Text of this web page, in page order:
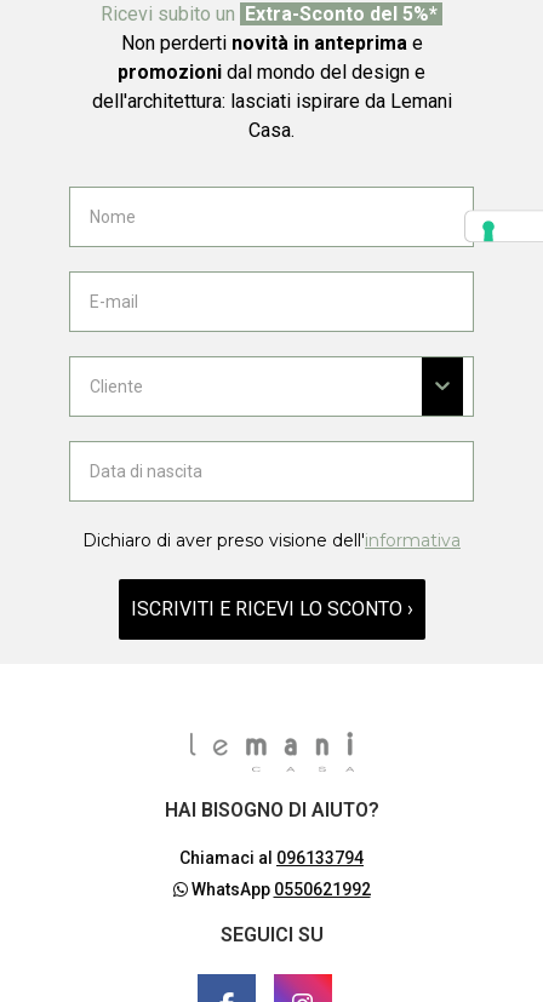
Ricevi subito un Extra-Sconto del 5%*
Non perderti novità in anteprimae
promozioni dal mondo del design e
dell'architettura: lasciati ispirare da Lemani
Casa.
Dichiaro di aver preso visione dell'informativa
ISCRIVITI E RICEVI LO SCONTO ›
HAI BISOGNO DI AIUTO?
Chiamaci al 096133794
WhatsApp 0550621992
SEGUICI SU